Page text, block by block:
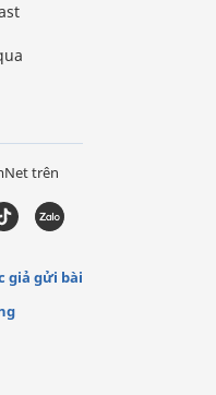
trên
giả gửi bài